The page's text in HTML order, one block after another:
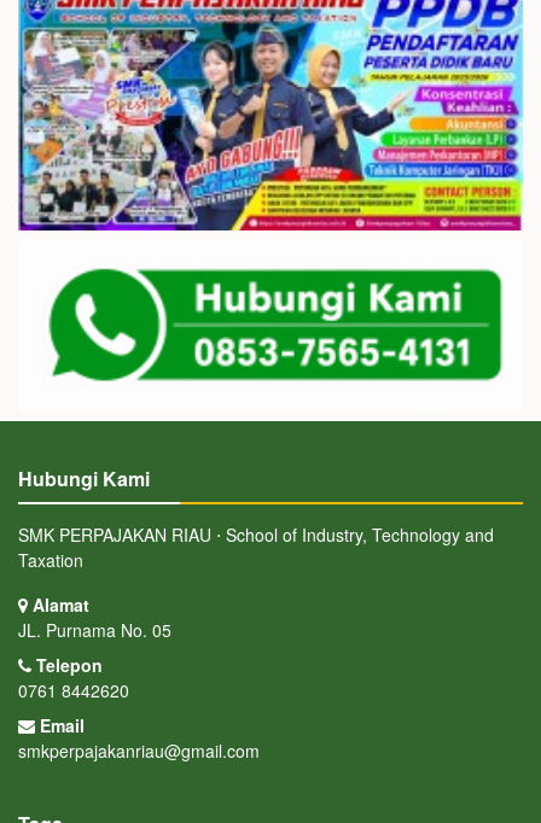
Hubungi Kami
SMK PERPAJAKAN RIAU ⋅ School of Industry, Technology and
Taxation
Alamat
JL. Purnama No. 05
Telepon
0761 8442620
Email
smkperpajakanriau@gmail.com